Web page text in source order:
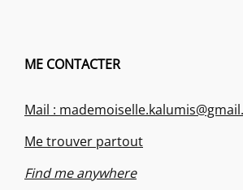
ME CONTACTER
Mail :
Me trouver partout
Find me anywhere